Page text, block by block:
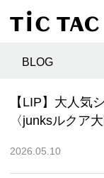
BLOG
【LIP】大人気
〈junksルクア
2026.05.10